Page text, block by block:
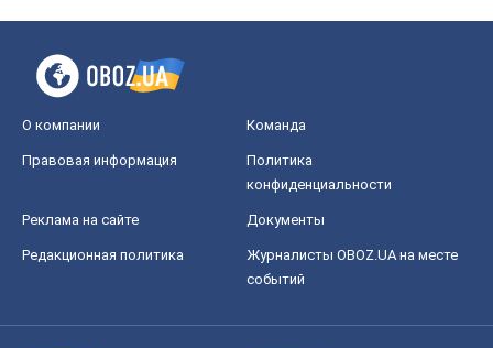
О компании Команда
Правовая информация
Политика
конфиденциальности
Реклама на сайте Документы
Редакционная политика
Журналисты OBOZ.UA на месте
событий